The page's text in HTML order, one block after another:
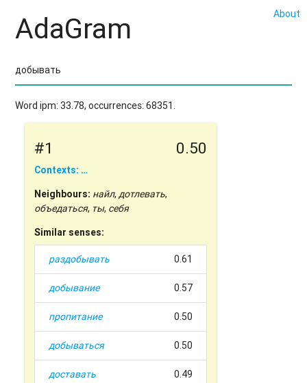
About
AdaGram
Word ipm: 33.78, occurrences: 68351.
#1 0.50
Contexts: …
Neighbours: найл,дотлевать,
объедаться, ты, себя
Similar senses:
раздобывать 0.61
добывание 0.57
пропитание 0.50
добываться 0.50
доставать 0.49